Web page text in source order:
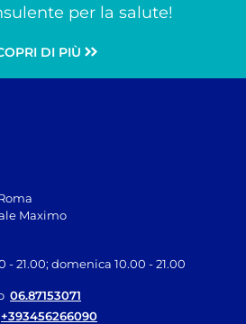
per la salute!
DI PIÙ
Maximo
21.00; domenica 10.00 - 21.00
06.87153071
+393456266090